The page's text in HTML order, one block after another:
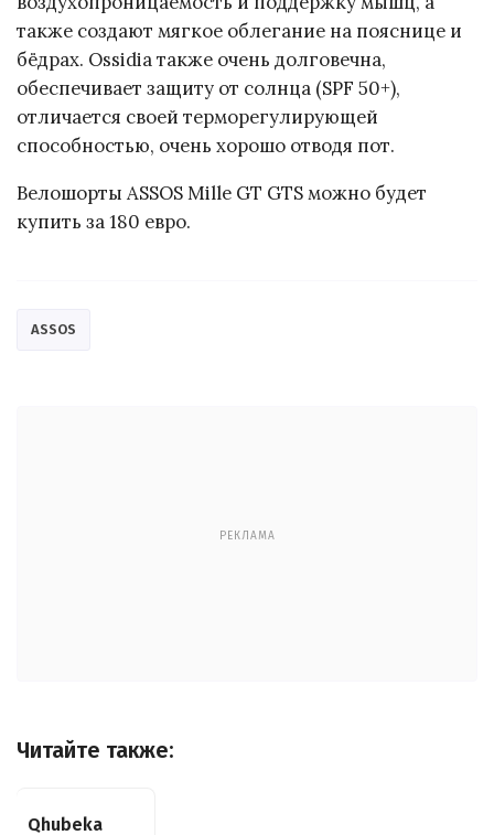
также создают мягкое облегание на пояснице и
бёдрах. Ossidia также очень долговечна,
обеспечивает защиту от солнца (SPF 50+),
отличается своей терморегулирующей
способностью, очень хорошо отводя пот.
Велошорты ASSOS Mille GT GTS можно будет
купить за 180 евро.
ASSOS
РЕКЛАМА
Читайте также:
Qhubeka